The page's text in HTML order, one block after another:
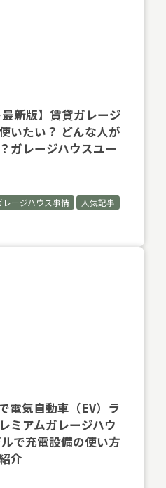
最新版】賃貸ガレージ
いたい？ どんな人が
ガレージハウスユー
レージハウス事情
人気記事
電気自動車（EV）ラ
ミアムガレージハウ
で充電設備の使い方
介